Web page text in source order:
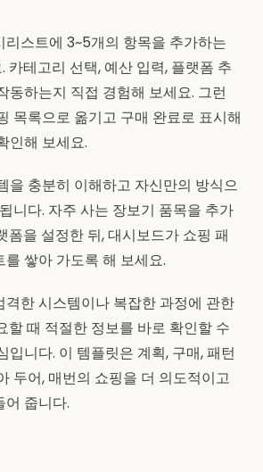
리스트에 3~5개의 항목을 추가하는
카테고리 선택, 예산 입력, 플랫폼 추
동하는지 직접 경험해 보세요. 그런
목록으로 옮기고 구매 완료로 표시해
인해 보세요.
을 충분히 이해하고 자신만의 방식으
니다. 자주 사는 장보기 품목을 추가
폼을 설정한 뒤, 대시보드가 쇼핑 패
쌓아 가도록 해 보세요.
한 시스템이나 복잡한 과정에 관한
할 때 적절한 정보를 바로 확인할 수
입니다. 이 템플릿은 계획, 구매, 패턴
두어, 매번의 쇼핑을 더 의도적이고
어 줍니다.